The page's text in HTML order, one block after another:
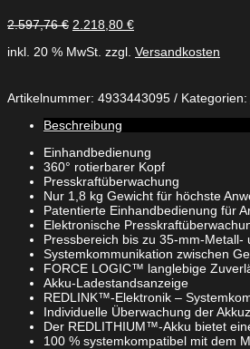
2.597,76€ Ursprünglicher
war:
2.218,80 €Aktueller
ist:
inkl. 20 % MwSt. zzgl. Versandkosten
Artikelnummer: 4933443095 Kategorien:
Beschreibung
Einhandbedienung
360° rotierbarer Kopf
Presskraftüberwachung
Nur 1,8 kg Gewicht für höchste
Patentierte Einhandbedienung für
Elektronische
Pressbereich bis zu 35-mm-Metall-
Systemkommunikation zwischen
FORCE LOGIC™ langlebige
Akku-Ladestandsanzeige
REDLINK™-Elektronik –
Individuelle Überwachung der
Der REDLITHIUM™-Akku bietet
100 % systemkompatibel mit dem